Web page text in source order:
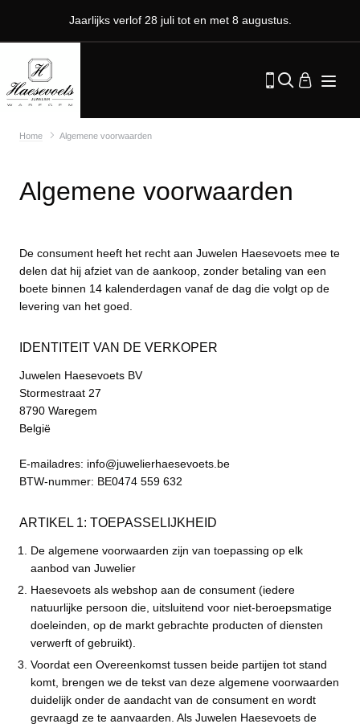
Jaarlijks verlof 28 juli tot en met 8 augustus.
Home Algemene voorwaarden
Algemene voorwaarden
De consument heeft het recht aan Juwelen Haesevoets mee te
delen dat hij afziet van de aankoop, zonder betaling van een
boete binnen 14 kalenderdagen vanaf de dag die volgt op de
levering van het goed.
IDENTITEIT VAN DE VERKOPER
Juwelen Haesevoets BV
Stormestraat 27
8790 Waregem
België
E-mailadres: info@juwelierhaesevoets.be
BTW-nummer: BE0474 559 632
ARTIKEL 1: TOEPASSELIJKHEID
De algemene voorwaarden zijn van toepassing op elk
aanbod van Juwelier
Haesevoets als webshop aan de consument (iedere
natuurlijke persoon die, uitsluitend voor niet-beroepsmatige
doeleinden, op de markt gebrachte producten of diensten
verwerft of gebruikt).
Voordat een Overeenkomst tussen beide partijen tot stand
komt, brengen we de tekst van deze algemene voorwaarden
duidelijk onder de aandacht van de consument en wordt
gevraagd ze te aanvaarden. Als Juwelen Haesevoets de